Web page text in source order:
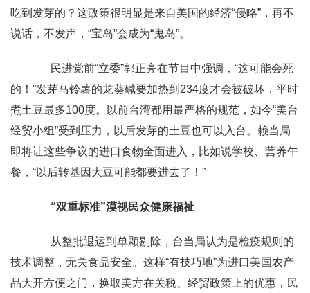
吃到发芽的？这政策很明显是来自美国的经济“侵略”，再不
说话，不发声，“宝岛”会成为“鬼岛”。
民进党前“立委”郭正亮在节目中强调，“这可能会死
的！”发芽马铃薯的龙葵碱要加热到234度才会被破坏，平时
煮土豆最多100度。以前台湾都用最严格的规范，如今“美台
经贸小组”受到压力，以后发芽的土豆也可以入台。赖当局
即将让这些争议的进口食物全面进入，比如说学校、营养午
餐，“以后转基因大豆可能都要进去了！”
“双重标准”漠视民众健康福祉
从整批退运到单颗剔除，台当局认为是检疫规则的
技术调整，无关食品安全。这样“有技巧地”为进口美国农产
品大开方便之门，换取美方在关税、经贸政策上的优惠，民